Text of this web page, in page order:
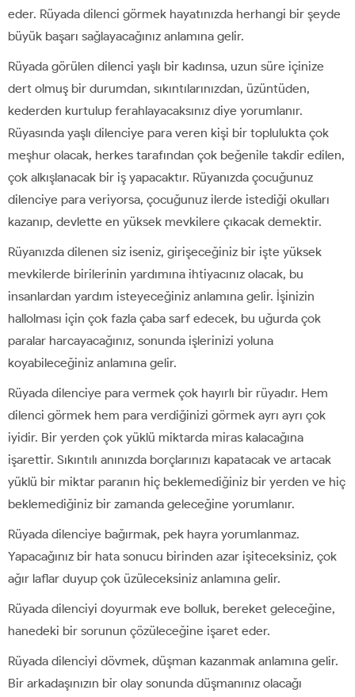
eder. Rüyada dilenci görmek hayatınızda herhangi bir şeyde
büyük başarı sağlayacağınız anlamına gelir.
Rüyada görülen dilenci yaşlı bir kadınsa, uzun süre içinize
dert olmuş bir durumdan, sıkıntılarınızdan, üzüntüden,
kederden kurtulup ferahlayacaksınız diye yorumlanır.
Rüyasında yaşlı dilenciye para veren kişi bir toplulukta çok
meşhur olacak, herkes tarafından çok beğenile takdir edilen,
çok alkışlanacak bir iş yapacaktır. Rüyanızda çocuğunuz
dilenciye para veriyorsa, çocuğunuz ilerde istediği okulları
kazanıp, devlette en yüksek mevkilere çıkacak demektir.
Rüyanızda dilenen siz iseniz, girişeceğiniz bir işte yüksek
mevkilerde birilerinin yardımına ihtiyacınız olacak, bu
insanlardan yardım isteyeceğiniz anlamına gelir. İşinizin
hallolması için çok fazla çaba sarf edecek, bu uğurda çok
paralar harcayacağınız, sonunda işlerinizi yoluna
koyabileceğiniz anlamına gelir.
Rüyada dilenciye para vermek çok hayırlı bir rüyadır. Hem
dilenci görmek hem para verdiğinizi görmek ayrı ayrı çok
iyidir. Bir yerden çok yüklü miktarda miras kalacağına
işarettir. Sıkıntılı anınızda borçlarınızı kapatacak ve artacak
yüklü bir miktar paranın hiç beklemediğiniz bir yerden ve hiç
beklemediğiniz bir zamanda geleceğine yorumlanır.
Rüyada dilenciye bağırmak, pek hayra yorumlanmaz.
Yapacağınız bir hata sonucu birinden azar işiteceksiniz, çok
ağır laflar duyup çok üzüleceksiniz anlamına gelir.
Rüyada dilenciyi doyurmak eve bolluk, bereket geleceğine,
hanedeki bir sorunun çözüleceğine işaret eder.
Rüyada dilenciyi dövmek, düşman kazanmak anlamına gelir.
Bir arkadaşınızın bir olay sonunda düşmanınız olacağı